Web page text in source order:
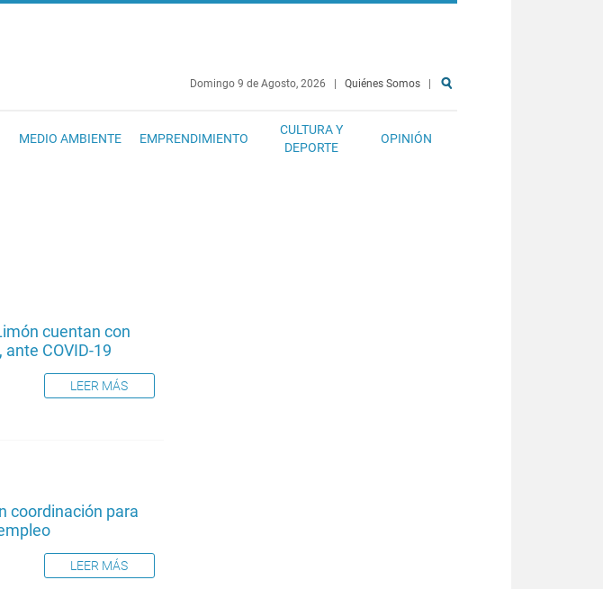
Domingo 9 de Agosto, 2026 Quiénes Somos
MEDIO AMBIENTE EMPRENDIMIENTO
CULTURA Y
DEPORTE
OPINIÓN
cuentan con
COVID-19
LEER MÁS
coordinación para
LEER MÁS